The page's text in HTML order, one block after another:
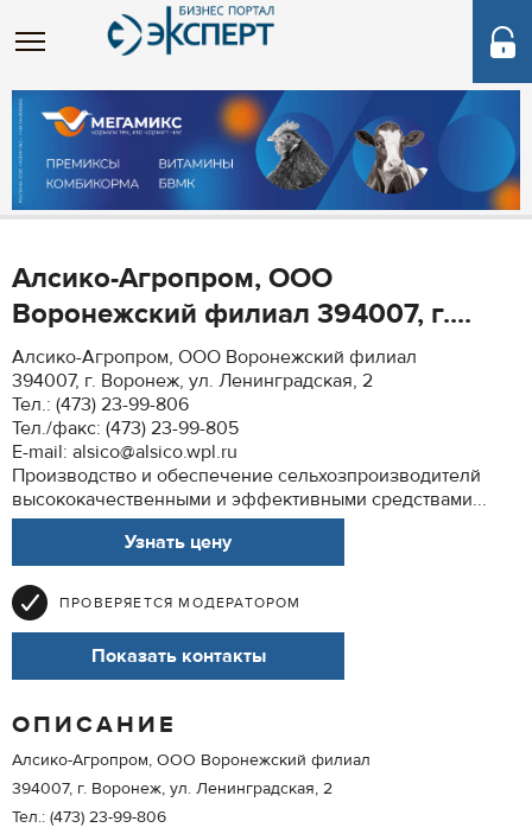
Алсико-Агропром, ООО
Воронежский филиал 394007, г....
Алсико-Агропром, ООО Воронежский филиал
394007, г. Воронеж, ул. Ленинградская, 2
Тел.: (473) 23-99-806
Тел./факс: (473) 23-99-805
E-mail: alsico@alsico.wpl.ru
Производство и обеспечение сельхозпроизводителй
высококачественными и эффективными средствами...
Узнать цену
ПРОВЕРЯЕТСЯ МОДЕРАТОРОМ
Показать контакты
ОПИСАНИЕ
Алсико-Агропром, ООО Воронежский филиал
394007, г. Воронеж, ул. Ленинградская, 2
Тел.: (473) 23-99-806